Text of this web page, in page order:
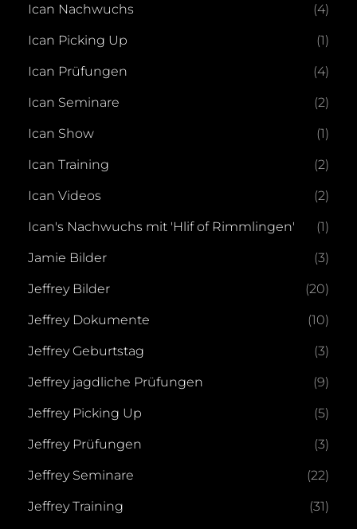
Ican Nachwuchs (4)
Ican Picking Up (1)
Ican Prüfungen (4)
Ican Seminare (2)
Ican Show (1)
Ican Training (2)
Ican Videos (2)
Ican's Nachwuchs mit 'Hlif of Rimmlingen' (1)
Jamie Bilder (3)
Jeffrey Bilder (20)
Jeffrey Dokumente (10)
Jeffrey Geburtstag (3)
Jeffrey jagdliche Prüfungen (9)
Jeffrey Picking Up (5)
Jeffrey Prüfungen (3)
Jeffrey Seminare (22)
Jeffrey Training (31)